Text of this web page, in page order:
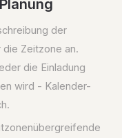
der
die Zeitzone an.
die Einladung
wird - Kalender-